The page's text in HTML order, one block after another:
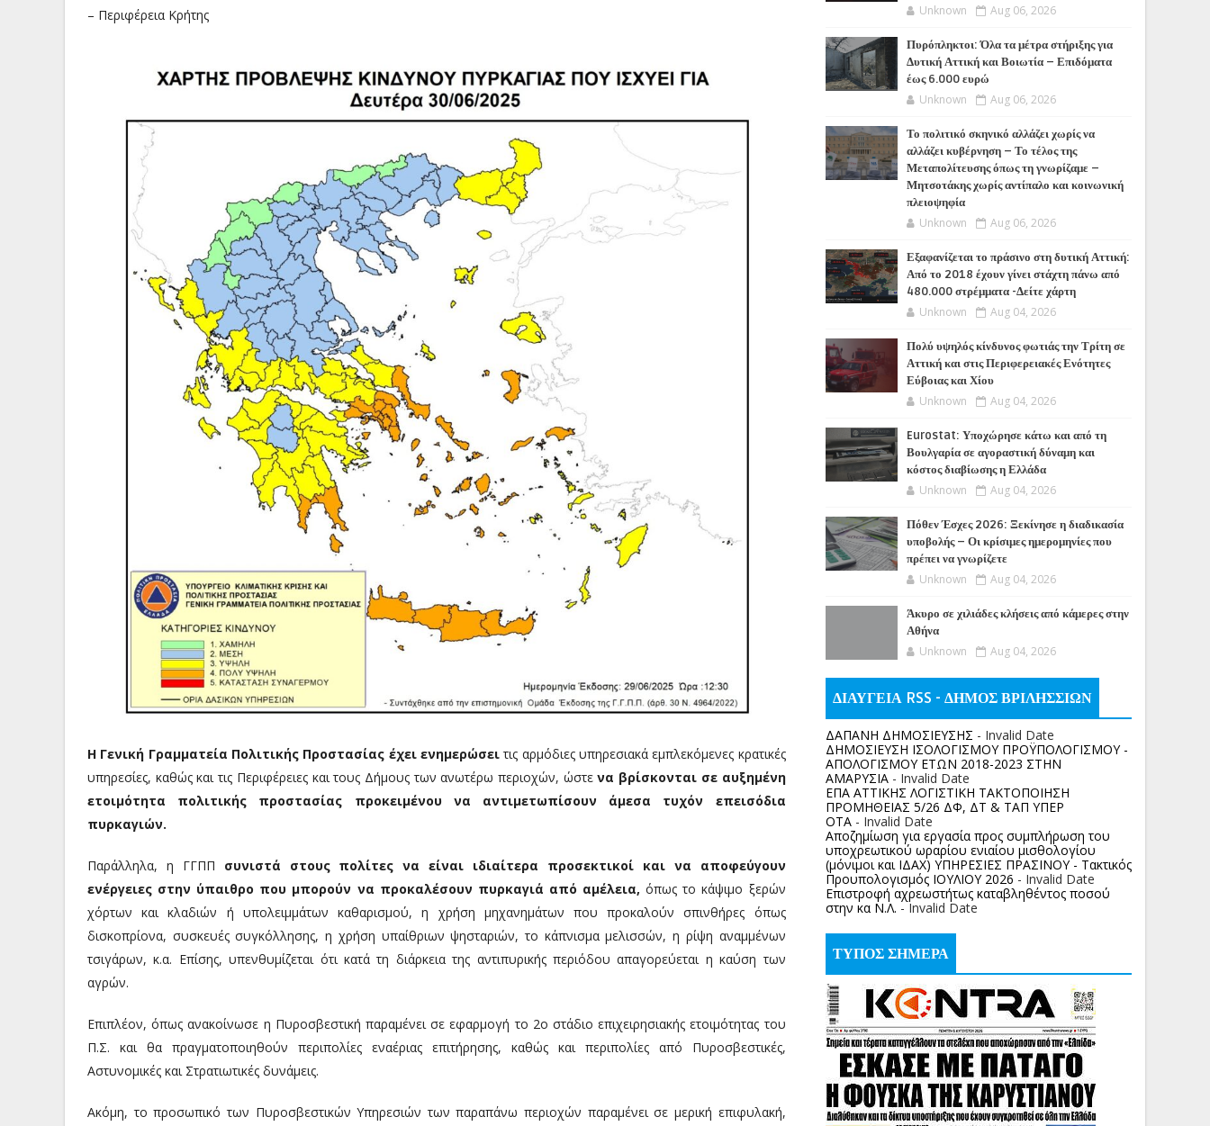
– Περιφέρεια Κρήτης
Η Γενική Γραμματεία Πολιτικής Προστασίας έχει ενημερώσειτις αρμόδιες υπηρεσιακά εμπλεκόμενες κρατικές
υπηρεσίες, καθώς και τις Περιφέρειες και τους Δήμους των ανωτέρω περιοχών, ώστενα βρίσκονται σε αυξημένη
ετοιμότητα πολιτικής προστασίας προκειμένου να αντιμετωπίσουν άμεσα τυχόν επεισόδια
πυρκαγιών.
Παράλληλα, η ΓΓΠΠ συνιστά στους πολίτες να είναι ιδιαίτερα προσεκτικοί και να αποφεύγουν
ενέργειες στην ύπαιθρο που μπορούν να προκαλέσουν πυρκαγιά από αμέλεια,όπως το κάψιμο ξερών
χόρτων και κλαδιών ή υπολειμμάτων καθαρισμού, η χρήση μηχανημάτων που προκαλούν σπινθήρες όπως
δισκοπρίονα, συσκευές συγκόλλησης, η χρήση υπαίθριων ψησταριών, το κάπνισμα μελισσών, η ρίψη αναμμένων
τσιγάρων, κ.α. Επίσης, υπενθυμίζεται ότι κατά τη διάρκεια της αντιπυρικής περιόδου απαγορεύεται η καύση των
αγρών.
Επιπλέον, όπως ανακοίνωσε η Πυροσβεστική παραμένει σε εφαρμογή το 2ο στάδιο επιχειρησιακής ετοιμότητας του
Π.Σ. και θα πραγματοποιηθούν περιπολίες εναέριας επιτήρησης, καθώς και περιπολίες από Πυροσβεστικές,
Αστυνομικές και Στρατιωτικές δυνάμεις.
Ακόμη, το προσωπικό των Πυροσβεστικών Υπηρεσιών των παραπάνω περιοχών παραμένει σε μερική επιφυλακή,
Unknown Aug 06, 2026
Πυρόπληκτοι: Όλα τα μέτρα στήριξης για
Δυτική Αττική και Βοιωτία – Επιδόματα
έως 6.000 ευρώ
Unknown Aug 06, 2026
Το πολιτικό σκηνικό αλλάζει χωρίς να
αλλάζει κυβέρνηση – Το τέλος της
Μεταπολίτευσης όπως τη γνωρίζαμε –
Μητσοτάκης χωρίς αντίπαλο και κοινωνική
πλειοψηφία
Unknown Aug 06, 2026
Εξαφανίζεται το πράσινο στη δυτική Αττική:
Από το 2018 έχουν γίνει στάχτη πάνω από
480.000 στρέμματα -Δείτε χάρτη
Unknown Aug 04, 2026
Πολύ υψηλός κίνδυνος φωτιάς την Τρίτη σε
Αττική και στις Περιφερειακές Ενότητες
Εύβοιας και Χίου
Unknown Aug 04, 2026
Eurostat: Υποχώρησε κάτω και από τη
Βουλγαρία σε αγοραστική δύναμη και
κόστος διαβίωσης η Ελλάδα
Unknown Aug 04, 2026
Πόθεν Έσχες 2026: Ξεκίνησε η διαδικασία
υποβολής – Οι κρίσιμες ημερομηνίες που
πρέπει να γνωρίζετε
Unknown Aug 04, 2026
Άκυρο σε χιλιάδες κλήσεις από κάμερες στην
Αθήνα
Unknown Aug 04, 2026
ΔΙΑΥΓΕΙΑ RSS - ΔΗΜΟΣ ΒΡΙΛΗΣΣΙΩΝ
ΔΑΠΑΝΗ ΔΗΜΟΣΙΕΥΣΗΣ - Invalid Date
ΔΗΜΟΣΙΕΥΣΗ ΙΣΟΛΟΓΙΣΜΟΥ ΠΡΟΫΠΟΛΟΓΙΣΜΟΥ -
ΑΠΟΛΟΓΙΣΜΟΥ ΕΤΩΝ 2018-2023 ΣΤΗΝ
ΑΜΑΡΥΣΙΑ - Invalid Date
ΕΠΑ ΑΤΤΙΚΗΣ ΛΟΓΙΣΤΙΚΗ ΤΑΚΤΟΠΟΙΗΣΗ
ΠΡΟΜΗΘΕΙΑΣ 5/26 ΔΦ, ΔΤ & ΤΑΠ ΥΠΕΡ
ΟΤΑ - Invalid Date
Αποζημίωση για εργασία προς συμπλήρωση του
υποχρεωτικού ωραρίου ενιαίου μισθολογίου
(μόνιμοι και ΙΔΑΧ) ΥΠΗΡΕΣΙΕΣ ΠΡΑΣΙΝΟΥ - Τακτικός
Προυπολογισμός ΙΟΥΛΙΟΥ 2026 - Invalid Date
Επιστροφή αχρεωστήτως καταβληθέντος ποσoύ
στην κα Ν.Λ. - Invalid Date
ΤΥΠΟΣ ΣΗΜΕΡΑ